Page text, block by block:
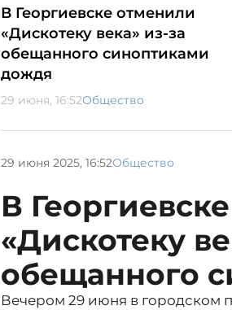
В Георгиевске отменили
«Дискотеку века» из-за
обещанного синоптиками
дождя
29 июня, 16:52Общество
29 июня 2025, 16:52Общество
В
«Дискотеку
обещанного
Вечером 29 июня в городском